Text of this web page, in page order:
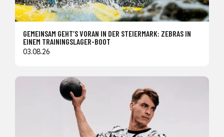
GEMEINSAM GEHT’S VORAN IN DER STEIERMARK: ZEBRAS IN
EINEM TRAININGSLAGER-BOOT
03.08.26